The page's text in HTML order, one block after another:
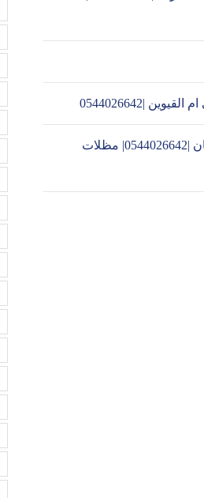
|0544026642
بناء مظلات في عجمان |0544026642| مظلات